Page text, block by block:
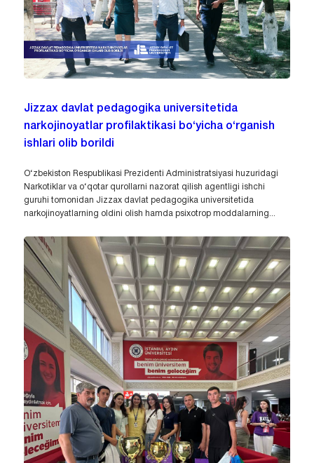
Jizzax davlat pedagogika universitetida
narkojinoyatlar profilaktikasi bo‘yicha o‘rganish
ishlari olib borildi
O‘zbekiston Respublikasi Prezidenti Administratsiyasi huzuridagi
Narkotiklar va o‘qotar qurollarni nazorat qilish agentligi ishchi
guruhi tomonidan Jizzax davlat pedagogika universitetida
narkojinoyatlarning oldini olish hamda psixotrop moddalarning...